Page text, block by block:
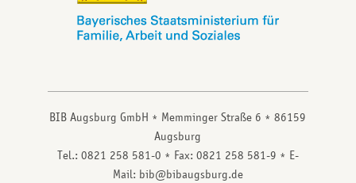
BIB Augsburg GmbH Memminger Straße 6
86159
Augsburg
Tel.: 0821 258 581-0
Fax: 0821 258 581-9
E-
Mail: bib@bibaugsburg.de